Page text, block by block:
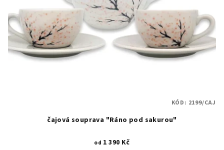
čajová souprava "Ráno pod sakurou"
od 1 390 Kč
KÓD: 2199/CAJ